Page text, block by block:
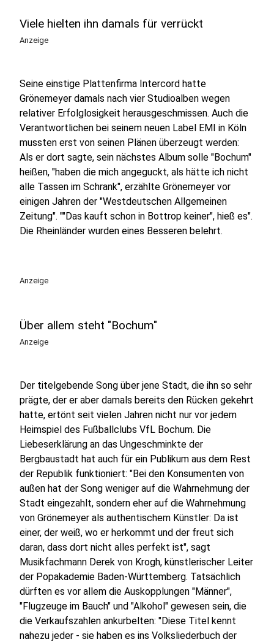
Viele hielten ihn damals für verrückt
Anzeige
Seine einstige Plattenfirma Intercord hatte
Grönemeyer damals nach vier Studioalben wegen
relativer Erfolglosigkeit herausgeschmissen. Auch die
Verantwortlichen bei seinem neuen Label EMI in Köln
mussten erst von seinen Plänen überzeugt werden:
Als er dort sagte, sein nächstes Album solle "Bochum"
heißen, "haben die mich angeguckt, als hätte ich nicht
alle Tassen im Schrank", erzählte Grönemeyer vor
einigen Jahren der "Westdeutschen Allgemeinen
Zeitung". ""Das kauft schon in Bottrop keiner", hieß es".
Die Rheinländer wurden eines Besseren belehrt.
Anzeige
Über allem steht "Bochum"
Anzeige
Der titelgebende Song über jene Stadt, die ihn so sehr
prägte, der er aber damals bereits den Rücken gekehrt
hatte, ertönt seit vielen Jahren nicht nur vor jedem
Heimspiel des Fußballclubs VfL Bochum. Die
Liebeserklärung an das Ungeschminkte der
Bergbaustadt hat auch für ein Publikum aus dem Rest
der Republik funktioniert: "Bei den Konsumenten von
außen hat der Song weniger auf die Wahrnehmung der
Stadt eingezahlt, sondern eher auf die Wahrnehmung
von Grönemeyer als authentischem Künstler: Da ist
einer, der weiß, wo er herkommt und der freut sich
daran, dass dort nicht alles perfekt ist", sagt
Musikfachmann Derek von Krogh, künstlerischer Leiter
der Popakademie Baden-Württemberg. Tatsächlich
dürften es vor allem die Auskopplungen "Männer",
"Flugzeuge im Bauch" und "Alkohol" gewesen sein, die
die Verkaufszahlen ankurbelten: "Diese Titel kennt
nahezu jeder - sie haben es ins Volksliederbuch der